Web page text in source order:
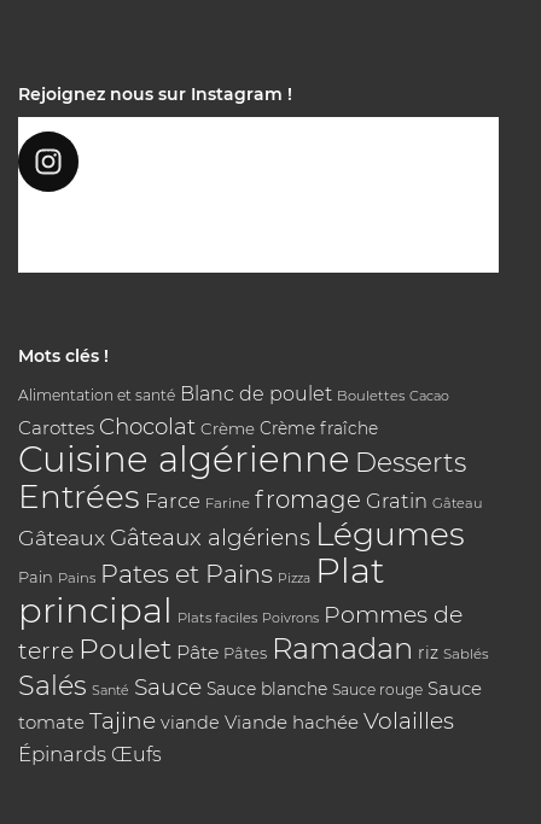
Rejoignez nous sur Instagram !
Mots clés !
Alimentation et santé Blanc de poulet Boulettes Cacao
Carottes Chocolat Crème Crème fraîche
Cuisine algérienne Desserts
Entrées Farce Farine fromage Gratin Gâteau
Gâteaux Gâteaux algériens Légumes
Pain Pains Pates et Pains Pizza Plat
principal Plats faciles Poivrons Pommes de
terre Poulet Pâte Pâtes Ramadan riz Sablés
Salés Santé Sauce Sauce blanche Sauce rouge Sauce
tomate Tajine viande Viande hachée Volailles
Épinards Œufs